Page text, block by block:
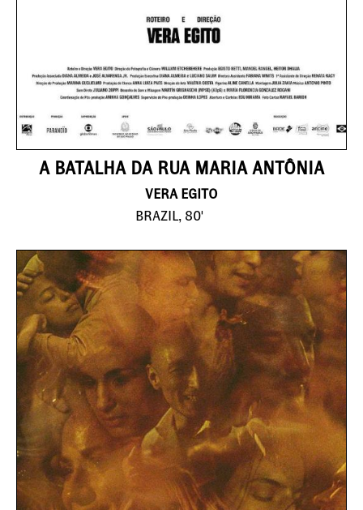
A BATALHA DA RUA MARIA ANTÔNIA
VERA EGITO
BRAZIL, 80'